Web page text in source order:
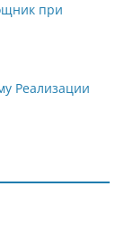
при
Реализации